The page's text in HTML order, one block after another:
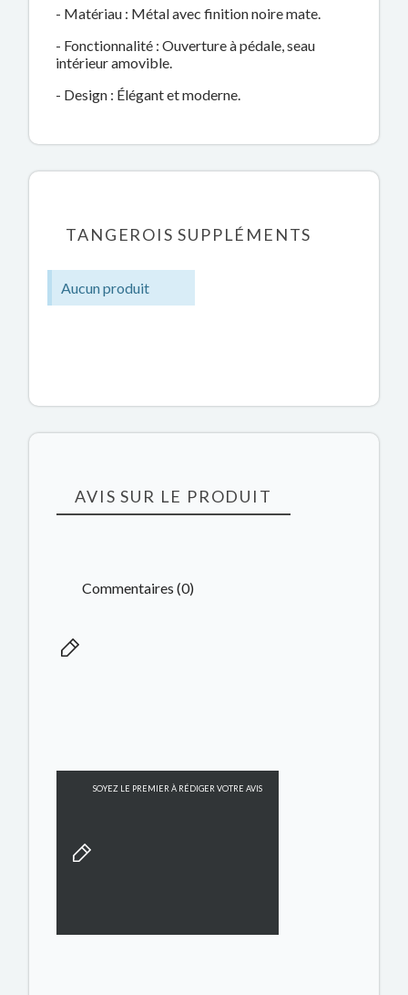
- Matériau : Métal avec finition noire mate.
- Fonctionnalité : Ouverture à pédale, seau
intérieur amovible.
- Design : Élégant et moderne.
TANGEROIS SUPPLÉMENTS
Aucun produit
AVIS SUR LE PRODUIT
Commentaires (0)
SOYEZ LE PREMIER À RÉDIGER VOTRE AVIS